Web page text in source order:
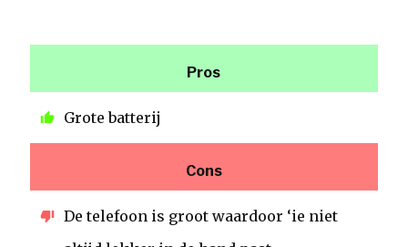
Pros
Grote batterij
Cons
De telefoon is groot waardoor ‘ie niet